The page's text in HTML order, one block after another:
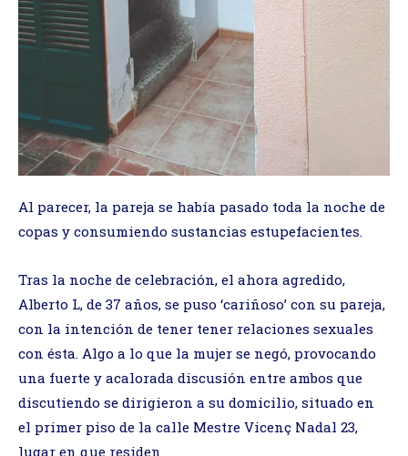
Al parecer, la pareja se había pasado toda la noche de
copas y consumiendo sustancias estupefacientes.
Tras la noche de celebración, el ahora agredido,
Alberto L, de 37 años, se puso ‘cariñoso’ con su pareja,
con la intención de tener tener relaciones sexuales
con ésta. Algo a lo que la mujer se negó, provocando
una fuerte y acalorada discusión entre ambos que
discutiendo se dirigieron a su domicilio, situado en
el primer piso de la calle Mestre Vicenç Nadal 23,
lugar en que residen.